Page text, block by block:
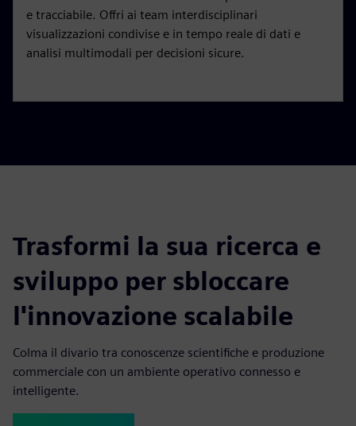
e tracciabile. Offri ai team interdisciplinari
visualizzazioni condivise e in tempo reale di dati e
analisi multimodali per decisioni sicure.
Trasformi la sua ricerca e
sviluppo per sbloccare
l'innovazione scalabile
Colma il divario tra conoscenze scientifiche e produzione
commerciale con un ambiente operativo connesso e
intelligente.